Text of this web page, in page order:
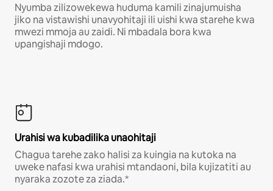
Nyumba zilizowekewa huduma kamili zinajumuisha
jiko na vistawishi unavyohitaji ili uishi kwa starehe kwa
mwezi mmoja au zaidi. Ni mbadala bora kwa
upangishaji mdogo.
Urahisi wa kubadilika unaohitaji
Chagua tarehe zako halisi za kuingia na kutoka na
uweke nafasi kwa urahisi mtandaoni, bila kujizatiti au
nyaraka zozote za ziada.*